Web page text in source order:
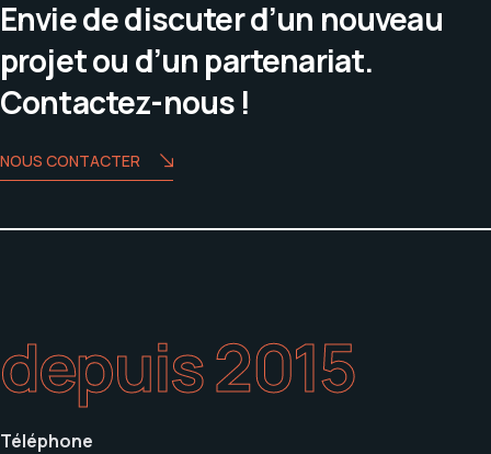
Envie de discuter d’un nouveau
projet ou d’un partenariat.
Contactez-nous !
NOUS CONTACTER
depuis 2015
Téléphone